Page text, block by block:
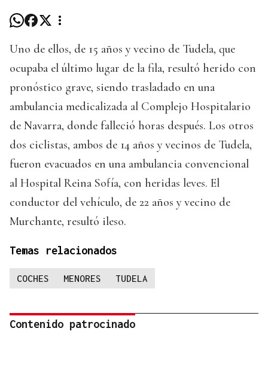
Uno de ellos, de 15 años y vecino de Tudela, que
ocupaba el último lugar de la fila, resultó herido con
pronóstico grave, siendo trasladado en una
ambulancia medicalizada al Complejo Hospitalario
de Navarra, donde falleció horas después. Los otros
dos ciclistas, ambos de 14 años y vecinos de Tudela,
fueron evacuados en una ambulancia convencional
al Hospital Reina Sofía, con heridas leves. El
conductor del vehículo, de 22 años y vecino de
Murchante, resultó ileso.
Temas relacionados
COCHES MENORES TUDELA
Contenido patrocinado